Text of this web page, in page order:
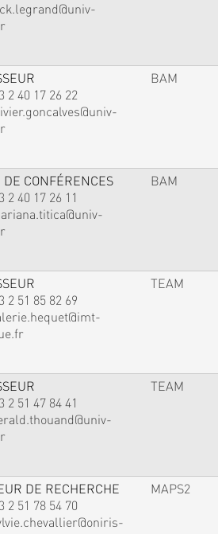
2 40 17 26 22
BAM
DE CONFÉRENCES
2 40 17 26 11
BAM
2 51 85 82 69
TEAM
2 51 47 84 41
TEAM
DE RECHERCHE
2 51 78 54 70
MAPS2